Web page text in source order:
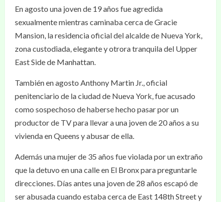
En agosto una joven de 19 años fue agredida
sexualmente mientras caminaba cerca de Gracie
Mansion, la residencia oficial del alcalde de Nueva York,
zona custodiada, elegante y otrora tranquila del Upper
East Side de Manhattan.
También en agosto Anthony Martin Jr., oficial
penitenciario de la ciudad de Nueva York, fue acusado
como sospechoso de haberse hecho pasar por un
productor de TV para llevar a una joven de 20 años a su
vivienda en Queens y abusar de ella.
Además una mujer de 35 años fue violada por un extraño
que la detuvo en una calle en El Bronx para preguntarle
direcciones. Días antes una joven de 28 años escapó de
ser abusada cuando estaba cerca de East 148th Street y